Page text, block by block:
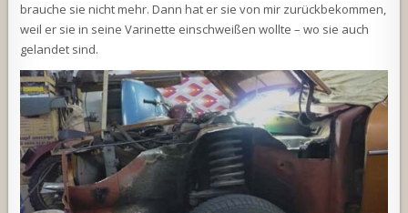
brauche sie nicht mehr. Dann hat er sie von mir zurückbekommen,
weil er sie in seine Varinette einschweißen wollte – wo sie auch
gelandet sind.